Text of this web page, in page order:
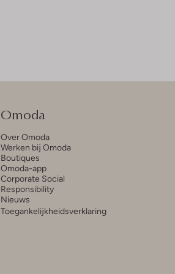
Omoda
Over Omoda
Werken bij Omoda
Boutiques
Omoda-app
Corporate Social
Responsibility
Nieuws
Toegankelijkheidsverklaring